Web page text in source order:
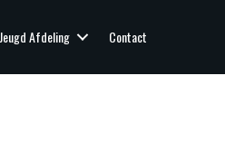
Jeugd Afdeling Contact